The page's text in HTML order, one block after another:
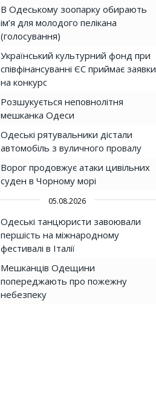
В Одеському зоопарку обирають
ім’я для молодого пелікана
(голосування)
Український культурний фонд при
співфінансуванні ЄС приймає заявки
на конкурс
Розшукується неповнолітня
мешканка Одеси
Одеські рятувальники дістали
автомобіль з вуличного провалу
Ворог продовжує атаки цивільних
суден в Чорному морі
05.08.2026
Одеські танцюристи завоювали
першість на міжнародному
фестивалі в Італії
Мешканців Одещини
попереджають про пожежну
небезпеку